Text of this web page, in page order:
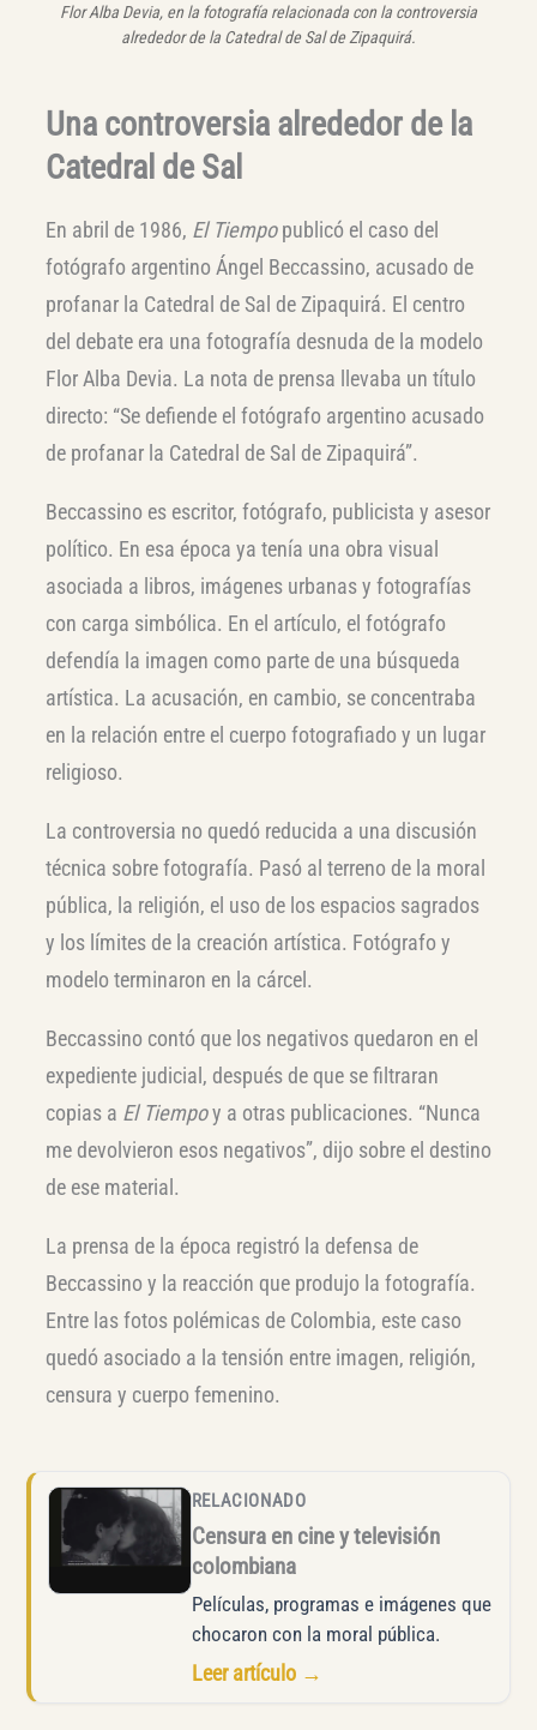
Flor Alba Devia, en la fotografía relacionada con la controversia
alrededor de la Catedral de Sal de Zipaquirá.
Una controversia alrededor de la
Catedral de Sal
En abril de 1986, El Tiempopublicó el caso del
fotógrafo argentino Ángel Beccassino, acusado de
profanar la Catedral de Sal de Zipaquirá. El centro
del debate era una fotografía desnuda de la modelo
Flor Alba Devia. La nota de prensa llevaba un título
directo: “Se defiende el fotógrafo argentino acusado
de profanar la Catedral de Sal de Zipaquirá”.
Beccassino es escritor, fotógrafo, publicista y asesor
político. En esa época ya tenía una obra visual
asociada a libros, imágenes urbanas y fotografías
con carga simbólica. En el artículo, el fotógrafo
defendía la imagen como parte de una búsqueda
artística. La acusación, en cambio, se concentraba
en la relación entre el cuerpo fotografiado y un lugar
religioso.
La controversia no quedó reducida a una discusión
técnica sobre fotografía. Pasó al terreno de la moral
pública, la religión, el uso de los espacios sagrados
y los límites de la creación artística. Fotógrafo y
modelo terminaron en la cárcel.
Beccassino contó que los negativos quedaron en el
expediente judicial, después de que se filtraran
copias a El Tiempoy a otras publicaciones. “Nunca
me devolvieron esos negativos”, dijo sobre el destino
de ese material.
La prensa de la época registró la defensa de
Beccassino y la reacción que produjo la fotografía.
Entre las fotos polémicas de Colombia, este caso
quedó asociado a la tensión entre imagen, religión,
censura y cuerpo femenino.
RELACIONADO
Censura en cine y televisión
colombiana
Películas, programas e imágenes que
chocaron con la moral pública.
Leer artículo →